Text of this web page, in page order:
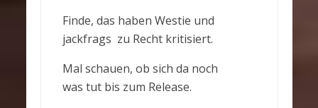
Finde, das haben Westie und
jackfrags zu Recht kritisiert.
Mal schauen, ob sich da noch
was tut bis zum Release.